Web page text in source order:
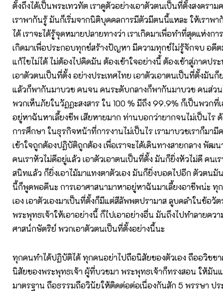
ตั้งถึงได้เป็นพระเทวทัต เราดูตัวอย่างเอาตัวตนเป็นที่ตั้งสงคราม
เราพากันรู้ มันก็เริ่มจากนิติบุคคลการมีตัวมีตนนี้แหละ ให้เราพา
ได้ เราจะได้รู้จุดหมายปลายทางว่า เราเกิดมาเพื่อทำที่สุดแห่งก
เกิดมาเพื่อประกอบทุกข์สร้างปัญหา มีความทุกข์ไม่รู้จักจบ อดี
แก้ไขไม่ได้ ไม่ต้องไปคิดมัน ต้องเข้าใจอย่างนี้ ต้องเข้าสู่ภาคป
เอาตัวตนเป็นที่ตั้ง อย่างประเทศไทย เอาตัวเอาตนเป็นที่ตั้งมัน
แล้วก็พากันมาบวช คนจน คนระดับกลางก็พากันมาบวช คนส่ว
พวกเห็นภัยในวัฏฏะสงสาร ใน 100 % มีถึง 99.9% ก็เป็นพวกที่
อยู่หาฉันหาเลี้ยงชีพ เสียหายมาก ท่านบอกว่ายากจนไม่เป็นไร
การศึกษา ในธุรกิจหน้าที่การงานไม่เป็นไร เรามาบวชเราก็มามี
เข้าใจถูกต้องปฏิบัติถูกต้อง เพื่อเราจะได้เดินทางสายกลาง พัฒ
คนเราหัวไม่ดีอยู่แล้ว เอาตัวเอาตนเป็นที่ตั้ง มันก็ยิ่งหัวไม่ดี คนเ
สนิทแล้ว ก็ยิ่งเอาไม้มาแทงตาตัวเอง มันก็ยิ่งบอดไปอีก ตัวตนมั
นี้ก็พูดพอดีนะ การเอาศาสนามาหาอยู่หาฉันมาเลี้ยงอาชีพน่ะ
เอง เอาตัวเองมาเป็นที่ตั้งก็มีแต่สีลัพพตปรามาส ลูบคลำในข้อวั
พระพุทธเจ้าให้เอาอย่างนี้ ก็ไปเอาอย่างอื่น มันถึงไปทำลายคว
ศาสน์กษัตริย์ พวกเอาตัวตนเป็นที่ตั้งอย่างนี้นะ
ทุกคนทำได้ปฏิบัติได้ ทุกคนอย่าไปถือนิสัยของตัวเอง ถืออวิชช
นิสัยของพระพุทธเจ้า ผู้ที่บวชมา พระพุทธเจ้าก็ทรงสอน ให้มัน
มาตรฐาน ถือธรรมถือวินัยให้ติดต่อต่อเนื่องกันสัก 5 พรรษา ปร